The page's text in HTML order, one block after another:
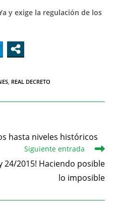
y exige la regulación de los
, REAL DECRETO
hasta niveles históricos
Siguiente entrada
24/2015! Haciendo posible
lo imposible